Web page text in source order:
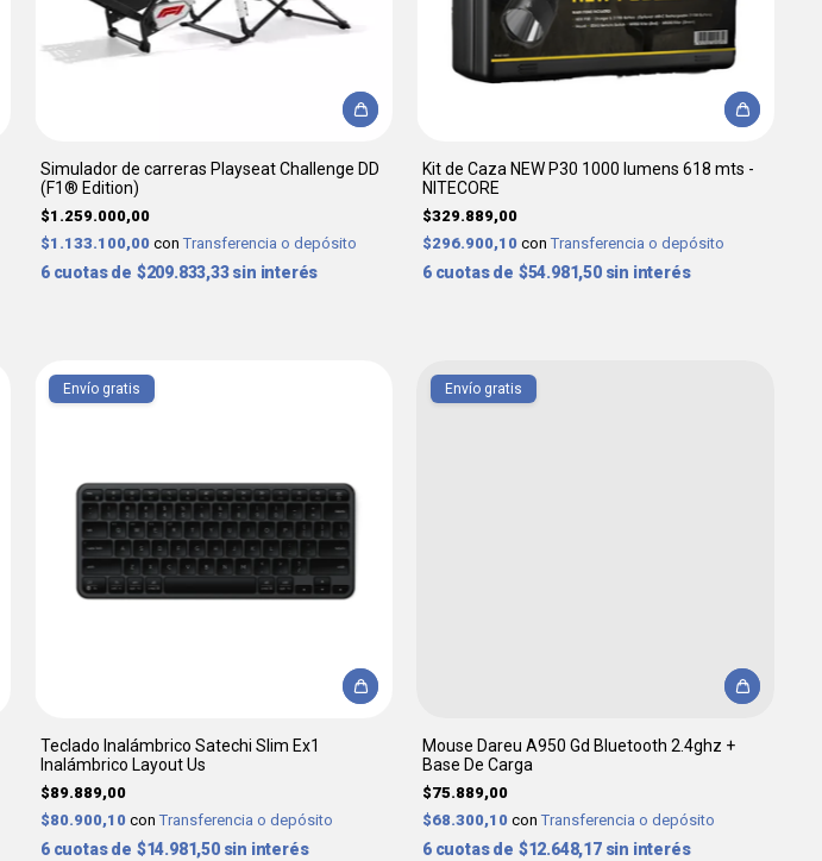
Simulador de carreras Playseat Challenge DD
(F1® Edition)
$1.259.000,00
$1.133.100,00 con Transferencia o depósito
6 $209.833,33 sin interés
Kit de Caza NEW P30 1000 lumens 618 mts -
NITECORE
$329.889,00
$296.900,10 con Transferencia o depósito
6 $54.981,50 sin interés
Envío gratis
Teclado Inalámbrico Satechi Slim Ex1
Inalámbrico Layout Us
$89.889,00
$80.900,10 con Transferencia o depósito
6 $14.981,50 sin interés
Envío gratis
Mouse Dareu A950 Gd Bluetooth 2.4ghz +
Base De Carga
$75.889,00
$68.300,10 con Transferencia o depósito
6 $12.648,17 sin interés